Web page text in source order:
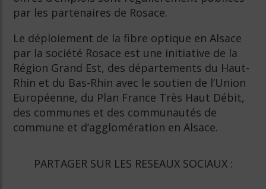
par les partenaires de Rosace.
Le déploiement de la fibre optique en Alsace
par la société Rosace est une initiative de la
Région Grand Est, des départements du Haut-
Rhin et du Bas-Rhin avec le soutien de l’Union
Européenne, du Plan France Très Haut Débit,
des communes et des communautés de
commune et d’agglomération en Alsace.
PARTAGER SUR LES RESEAUX SOCIAUX :